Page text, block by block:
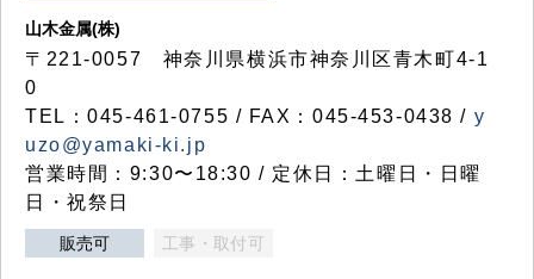
山木金属(株)
〒221-0057 神奈川県横浜市神奈川区青木町4-1
0
TEL：045-461-0755 / FAX：045-453-0438 / y
uzo@yamaki-ki.jp
営業時間：9:30〜18:30 / 定休日：土曜日・日曜
日・祝祭日
販売可 工事・取付可